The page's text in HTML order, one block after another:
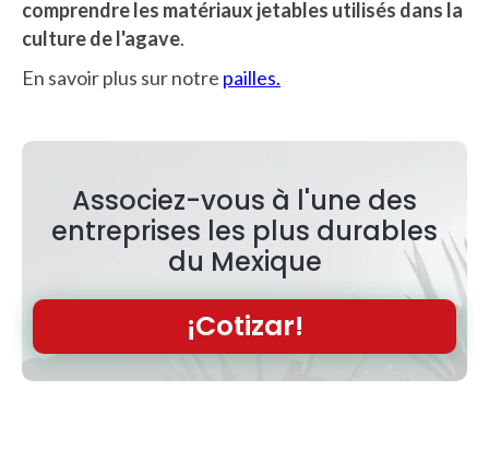
comprendre les matériaux jetables utilisés dans la
culture de l'agave.
En savoir plus sur notre pailles.
Associez-vous à l'une des
entreprises les plus durables
du Mexique
¡Cotizar!